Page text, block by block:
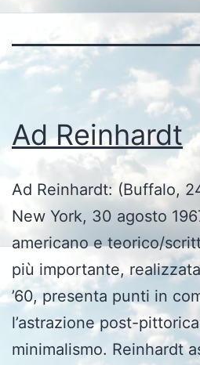
Ad Reinhardt
Ad Reinhardt: (Buffalo,
New York, 30 agosto
americano e teorico/
più importante,
’60, presenta punti in
l’astrazione post-
minimalismo. Reinhardt